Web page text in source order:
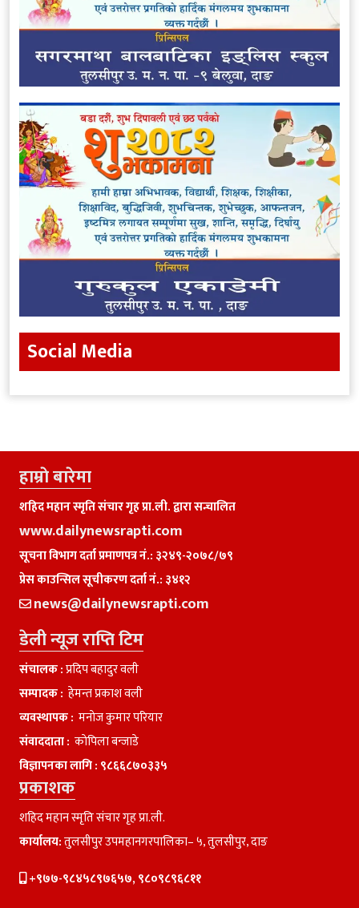
Social Media
हाम्राे बारेमा
शहिद महान स्मृति संचार गृह प्रा.ली. द्वारा सन्चालित
www.dailynewsrapti.com
सूचना विभाग दर्ता प्रमाणपत्र नं.: ३२४९-२०७८/७९
प्रेस काउन्सिल सूचीकरण दर्ता नं.: ३४१२
news@dailynewsrapti.com
डेली न्यूज राप्ति टिम
संचालक :प्रदिप बहादुर वली
सम्पादक : हेमन्त प्रकाश वली
व्यवस्थापक : मनाेज कुमार परियार
संवाददाता : काेपिला बन्जाडे
विज्ञापनका लागि : ९८६६८७०३३५
प्रकाशक
शहिद महान स्मृति संचार गृह प्रा.ली.
कार्यालय:तुलसीपुर उपमहानगरपालिका– ५, तुलसीपुर, दाङ
+९७७-९८४५८९७६५७, ९८०९८९६८११